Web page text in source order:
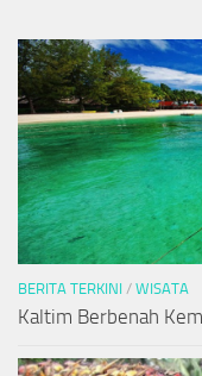
BERITA TERKINI / WISATA
Kaltim Berbenah